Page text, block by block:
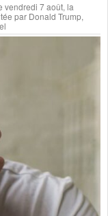
vendredi 7 août, la
par Donald Trump,